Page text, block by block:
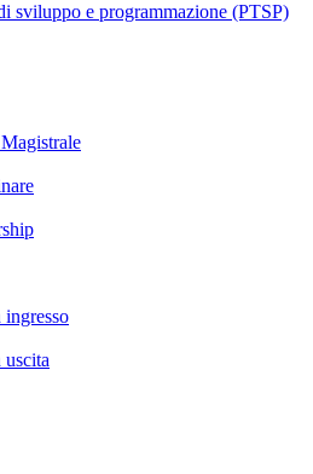
sviluppo e programmazione (PTSP)